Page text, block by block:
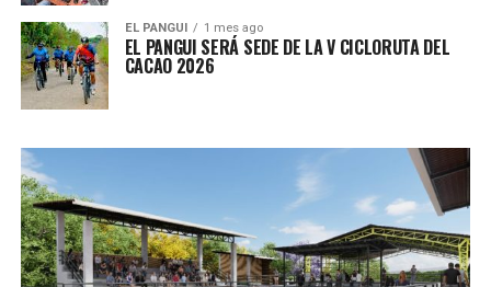
EL PANGUI 1 mes ago
EL PANGUI SERÁ SEDE DE LA V CICLORUTA DEL
CACAO 2026